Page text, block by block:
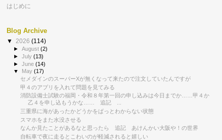
はじめに
Blog Archive
▼ 2026 (114)
►August(2)
►July(13)
►June(14)
▼
May(17)
セメダインのスーパーXが無くなって来たので注文していたんですが
甲４のアプリを入れて問題を見てみる
消防設備士試験の福岡・令和８年第一回の申し込みは今日までか……甲４か
乙４を申し込もうかな…… 追記 ...
三重県に海があったかどうかをぱっとわからない状態
スマホをまた水没させる
なんか見たことがあるなと思ったら 追記 あけんかい大阪や！の世界
自転車で夜に走るとこわいのが軽減されると嬉しい